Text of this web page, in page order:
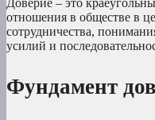
Доверие – это
отношения в обществе в
сотрудничества,
усилий и
Фундамент